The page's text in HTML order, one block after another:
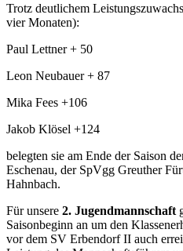
Trotz deutlichem
vier Monaten):
Paul Lettner + 50
Leon Neubauer + 87
Mika Fees +106
Jakob Klösel +124
belegten sie am Ende der Saison
Eschenau, der SpVgg Greuther
Hahnbach.
Für unsere 2. Jugendmannschaft
Saisonbeginn an um den
vor dem SV Erbendorf II auch